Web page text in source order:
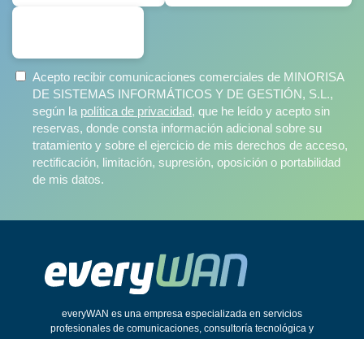
Acepto recibir comunicaciones comerciales de MINORISA
DE SISTEMAS INFORMÁTICOS Y DE GESTIÓN, S.L.,
según la política de privacidad, que he leído y acepto sin
reservas, donde consta información adicional sobre su
tratamiento y sobre el ejercicio de mis derechos de acceso,
rectificación, limitación, supresión, oposición o portabilidad
de mis datos.
everyWAN es una empresa especializada en servicios
profesionales de comunicaciones, consultoría tecnológica y